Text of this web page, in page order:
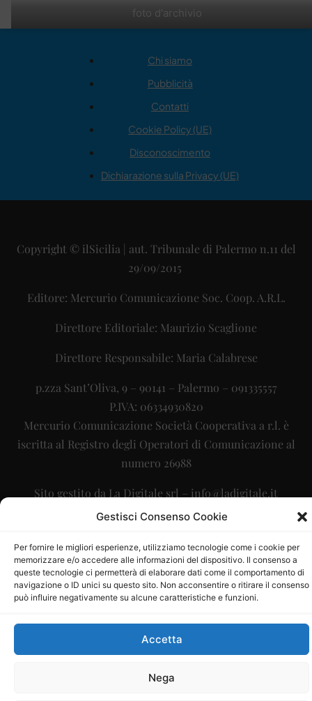
Gestisci Consenso Cookie
Per fornire le migliori esperienze, utilizziamo tecnologie come i cookie per
memorizzare e/o accedere alle informazioni del dispositivo. Il consenso a
queste tecnologie ci permetterà di elaborare dati come il comportamento di
navigazione o ID unici su questo sito. Non acconsentire o ritirare il consenso
può influire negativamente su alcune caratteristiche e funzioni.
Accetta
Nega
foto d'archivio
Chi siamo
Pubblicità
Contatti
Cookie Policy (UE)
Disconoscimento
Dichiarazione sulla Privacy (UE)
Copyright © ilSicilia | aut. Tribunale di Palermo n.11 del
29/09/2015
Editore: Mercurio Comunicazione Soc. Coop. A.R.L.
Direttore Editoriale: Maurizio Scaglione
Direttore Responsabile: Maria Calabrese
p.zza Sant’Oliva, 9 – 90141 – Palermo – 091335557
P.IVA: 06334930820
Mercurio Comunicazione Società Cooperativa a r.l. è
iscritta al Registro degli Operatori di Comunicazione al
numero 26988
Sito gestito da La Digitale srl – info@ladigitale.it